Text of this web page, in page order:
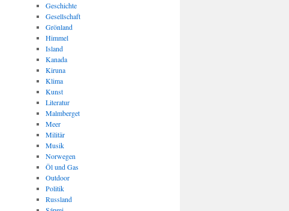
Geschichte
Gesellschaft
Grönland
Himmel
Island
Kanada
Kiruna
Klima
Kunst
Literatur
Malmberget
Meer
Militär
Musik
Norwegen
Öl und Gas
Outdoor
Politik
Russland